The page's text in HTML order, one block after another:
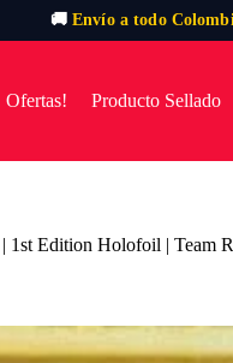
🚚 Envío a todo
Ofertas! Producto Sellado
1st Edition Holofoil | Team